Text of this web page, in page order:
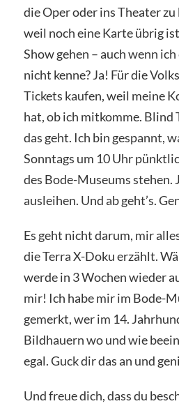
die Oper oder ins Theater
weil noch eine Karte übrig
Show gehen – auch wenn
nicht kenne? Ja! Für die
Tickets kaufen, weil meine
hat, ob ich mitkomme. Blind
das geht. Ich bin gespannt,
Sonntags um 10 Uhr
des Bode-Museums stehen.
ausleihen. Und ab geht’s.
Es geht nicht darum, mir
die Terra X-Doku erzählt.
werde in 3 Wochen wieder
mir! Ich habe mir im Bode-
gemerkt, wer im 14.
Bildhauern wo und wie
egal. Guck dir das an und
Und freue dich, dass du